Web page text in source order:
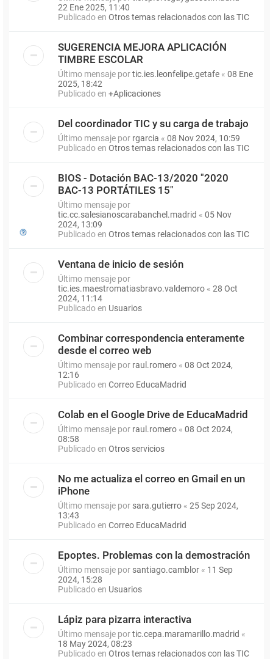
22 Ene 2025, 11:40
Publicado en Otros temas relacionados con las TIC
SUGERENCIA MEJORA APLICACIÓN
TIMBRE ESCOLAR
Último mensaje portic.ies.leonfelipe.getafe « 08 Ene
2025, 18:42
Publicado en +Aplicaciones
Del coordinador TIC y su carga de trabajo
Último mensaje por rgarcia « 08 Nov 2024, 10:59
Publicado en Otros temas relacionados con las TIC
BIOS - Dotación BAC-13/2020 "2020
BAC-13 PORTÁTILES 15"
Último mensaje por
tic.cc.salesianoscarabanchel.madrid « 05 Nov
2024, 13:09
Publicado en Otros temas relacionados con las TIC
Ventana de inicio de sesión
Último mensaje por
tic.ies.maestromatiasbravo.valdemoro « 28 Oct
2024, 11:14
Publicado en Usuarios
Combinar correspondencia enteramente
desde el correo web
Último mensaje por raul.romero « 08 Oct 2024,
12:16
Publicado en Correo EducaMadrid
Colab en el Google Drive de EducaMadrid
Último mensaje por raul.romero « 08 Oct 2024,
08:58
Publicado en Otros servicios
No me actualiza el correo en Gmail en un
iPhone
Último mensaje por sara.gutierro « 25 Sep 2024,
13:43
Publicado en Correo EducaMadrid
Epoptes. Problemas con la demostración
Último mensaje por santiago.camblor « 11 Sep
2024, 15:28
Publicado en Usuarios
Lápiz para pizarra interactiva
Último mensaje portic.cepa.maramarillo.madrid «
18 May 2024, 08:23
Publicado en Otros temas relacionados con las TIC